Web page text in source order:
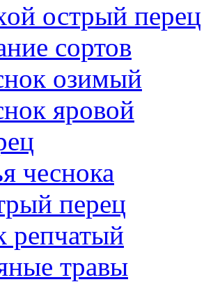
острый перец
сортов
озимый
яровой
чеснока
перец
репчатый
травы